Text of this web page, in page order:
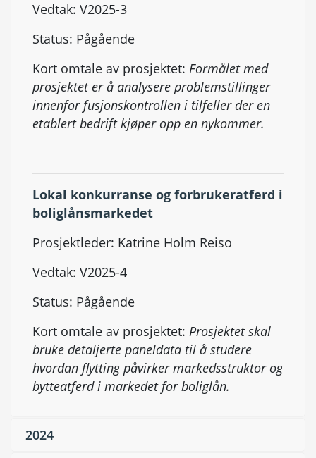
Vedtak: V2025-3
Status: Pågående
Kort omtale av prosjektet: Formålet med
prosjektet er å analysere problemstillinger
innenfor fusjonskontrollen i tilfeller der en
etablert bedrift kjøper opp en nykommer.
Lokal konkurranse og forbrukeratferd i
boliglånsmarkedet
Prosjektleder: Katrine Holm Reiso
Vedtak: V2025-4
Status: Pågående
Kort omtale av prosjektet: Prosjektet skal
bruke detaljerte paneldata til å studere
hvordan flytting påvirker markedsstruktor og
bytteatferd i markedet for boliglån.
2024